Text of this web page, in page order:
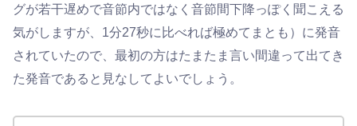
グが若干遅めで音節内ではなく音節間下降っぽく聞こえる
気がしますが、1分27秒に比べれば極めてまとも）に発音
されていたので、最初の方はたまたま言い間違って出てき
た発音であると見なしてよいでしょう。